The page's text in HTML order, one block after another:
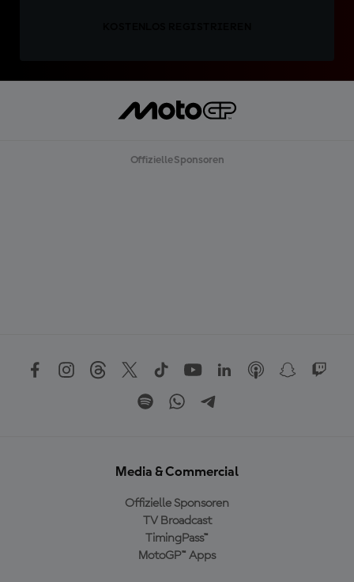
Offizielle Sponsoren
Media & Commercial
Offizielle Sponsoren
TV Broadcast
TimingPass™
MotoGP™ Apps